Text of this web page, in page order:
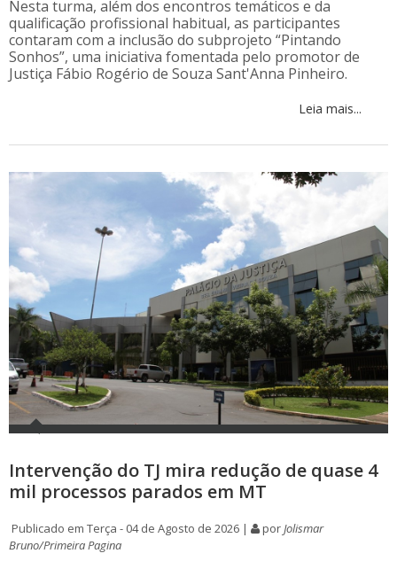
Nesta turma, além dos encontros temáticos e da
qualificação profissional habitual, as participantes
contaram com a inclusão do subprojeto “Pintando
Sonhos”, uma iniciativa fomentada pelo promotor de
Justiça Fábio Rogério de Souza Sant'Anna Pinheiro.
Leia mais...
Intervenção do TJ mira redução de quase 4
mil processos parados em MT
Publicado em Terça - 04 de Agosto de 2026 | porJolismar
Bruno/Primeira Pagina